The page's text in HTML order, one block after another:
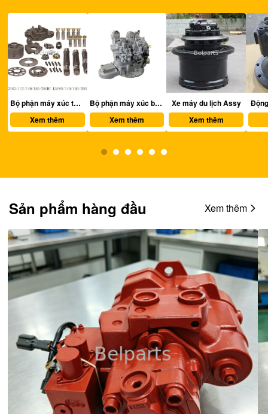
Bộ phận máy xúc bơm thủy lực
Xem thêm
Xe máy du lịch Assy
Xem thêm
Động cơ swing Assy
Xem thêm
Sản phẩm hàng đầu Xem thêm